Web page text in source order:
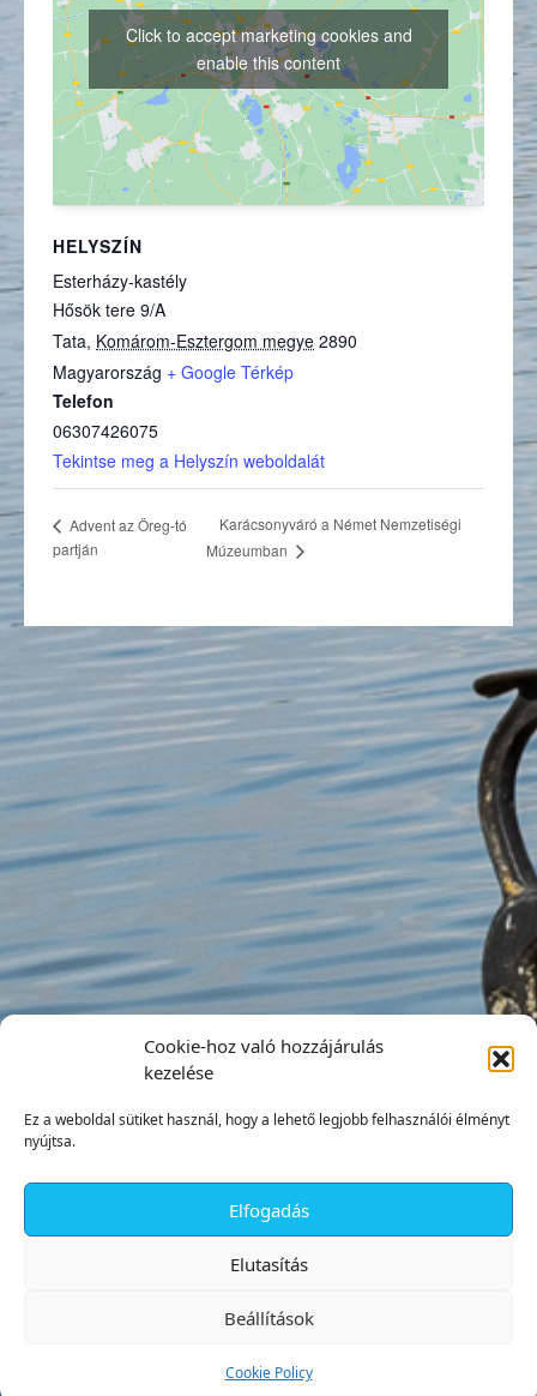
Cookie-hoz való hozzájárulás
kezelése
Ez a weboldal sütiket használ, hogy a lehető legjobb felhasználói élményt
nyújtsa.
Elfogadás
Elutasítás
Beállítások
Cookie Policy
HELYSZÍN
Esterházy-kastély
Hősök tere 9/A
Tata, Komárom-Esztergom megye 2890
Magyarország + Google Térkép(külső hivatkozás)
Telefon
06307426075
Tekintse meg a Helyszín weboldalát(külső hivatkozás)
Click to accept marketing cookies and
enable this content
Advent az Öreg-tó
partján
Karácsonyváró a Német Nemzetiségi
Múzeumban
✕